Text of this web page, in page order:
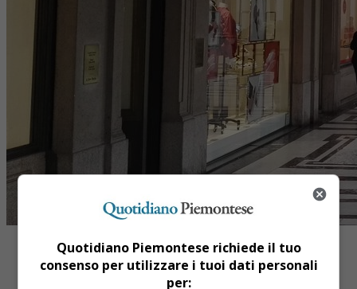
Quotidiano Piemontese richiede il tuo
consenso per utilizzare i tuoi dati personali
per: